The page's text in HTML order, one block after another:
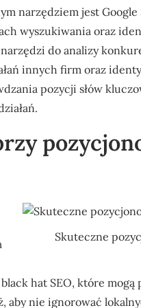
narzędziem jest Google
wyszukiwania oraz
do analizy
innych firm oraz
pozycji słów
Skuteczne
hat SEO, które mogą
aby nie ignorować